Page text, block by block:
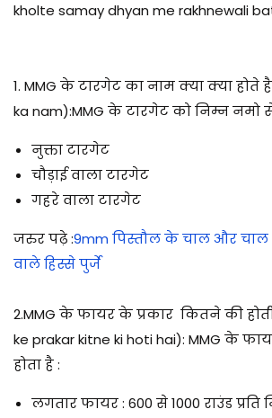
kholte samay dhyan me rakhnewali
1. MMG के टारगेट का नाम क्या क्या होते
ka nam):MMG के टारगेट को निम्न नमो
नुक्ता टारगेट
चौड़ाई वाला टारगेट
गहरे वाला टारगेट
जरुर पढ़े:9mm पिस्तौल के चाल और चाल
वाले हिस्से पुर्जे
2.MMG के फायर के प्रकार कितने की
ke prakar kitne ki hoti hai): MMG के
होता है :
लगतार फायर : 600 से 1000 राउंड प्रति